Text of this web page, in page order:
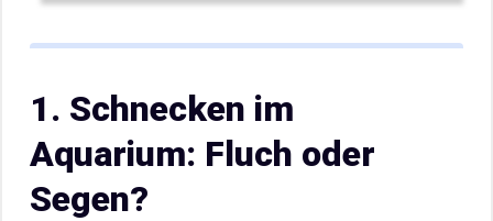
1. Schnecken im
Aquarium: Fluch oder
Segen?